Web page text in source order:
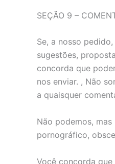
SEÇÃO 9 –
Se, a nosso
sugestões,
concorda que
nos enviar. , Não
a quaisquer
Não podemos,
pornográfico,
Você concorda